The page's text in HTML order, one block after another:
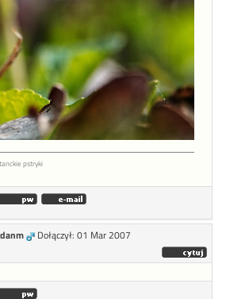
pstryki
Dołączył: 01 Mar 2007